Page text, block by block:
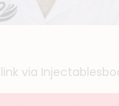
via